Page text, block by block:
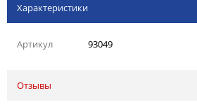
Характеристики
Артикул 93049
Отзывы